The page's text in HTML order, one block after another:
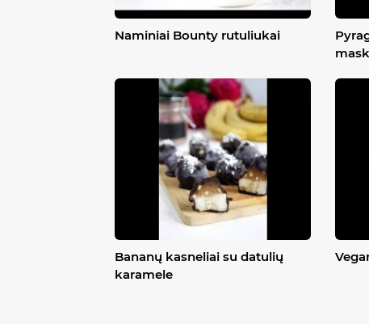
Naminiai Bounty rutuliukai
Bananų kasneliai su datulių
karamele